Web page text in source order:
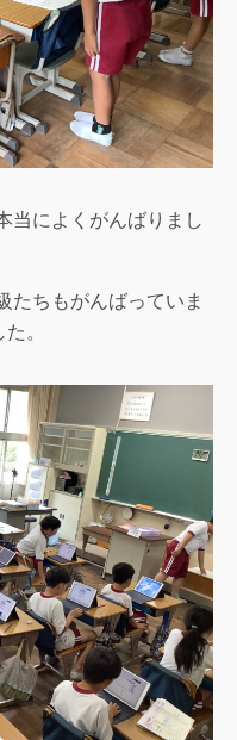
当によくがんばりまし
たちもがんばっていま
。